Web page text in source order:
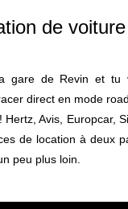
de voiture
gare de Revin et tu
direct en mode
Avis, Europcar,
de location à deux
peu plus loin.